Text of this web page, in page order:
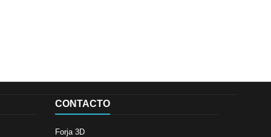
CONTACTO
Forja 3D